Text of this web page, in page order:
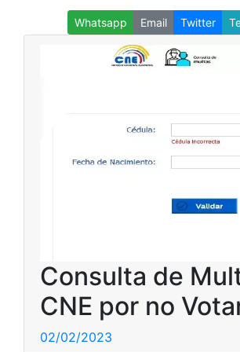
Whatsapp Email Twitter
Consulta de
CNE por no
02/02/2023